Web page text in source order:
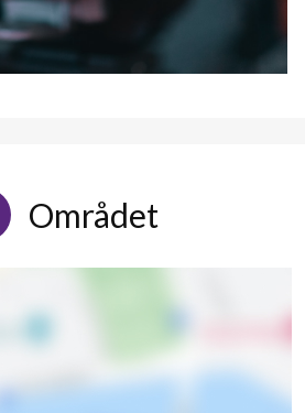
Området